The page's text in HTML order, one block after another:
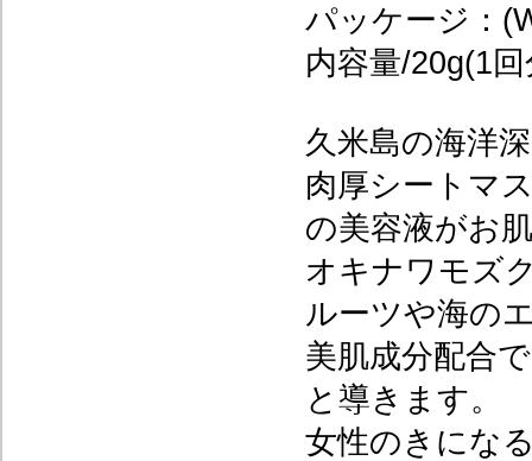
パッケージ：
内容量/20g(1
久米島の海洋
肉厚シートマ
の美容液がお
オキナワモズ
ルーツや海の
美肌成分配合
と導きます。
女性のきにな